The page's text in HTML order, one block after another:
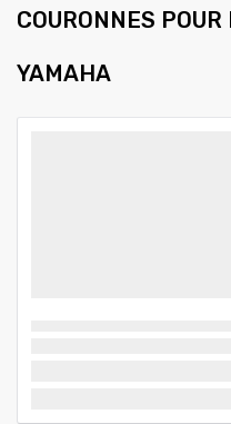
COURONNES
YAMAHA